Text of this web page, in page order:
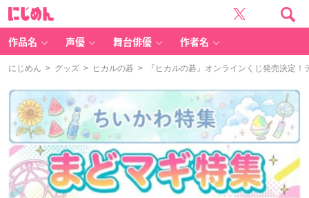
作品名 声優 舞台俳優 作者名
にじめん > グッズ > ヒカルの碁 > 『ヒカルの碁』オンラインくじ発売決定！